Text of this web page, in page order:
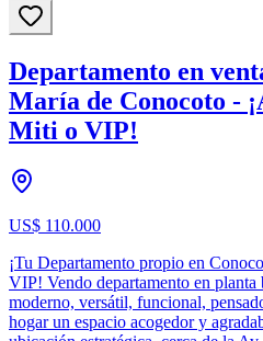
Departamento en
María de Conocoto -
Miti o VIP!
US$ 110.000
¡Tu Departamento propio en
VIP! Vendo departamento en
moderno, versátil, funcional,
hogar un espacio acogedor y